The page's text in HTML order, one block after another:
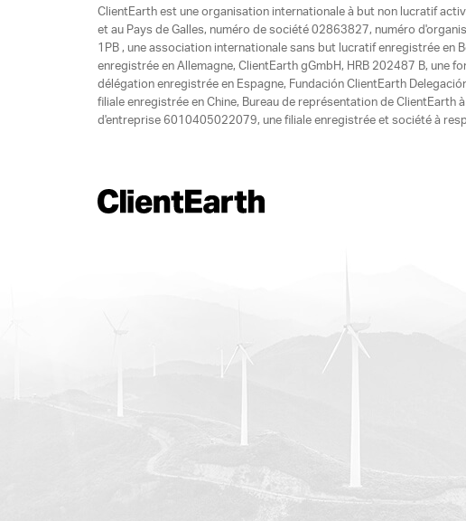
ClientEarth est une organisation internationale à but non lucratif
et au Pays de Galles, numéro de société 02863827, numéro
1PB , une association internationale sans but lucratif enregistrée en
enregistrée en Allemagne, ClientEarth gGmbH, HRB 202487 B, une
délégation enregistrée en Espagne, Fundación ClientEarth
filiale enregistrée en Chine, Bureau de représentation de
d'entreprise 6010405022079, une filiale enregistrée et société à